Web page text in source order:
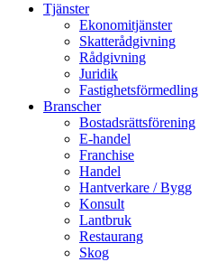
Tjänster
Ekonomitjänster
Skatterådgivning
Rådgivning
Juridik
Fastighetsförmedling
Branscher
Bostadsrättsförening
E-handel
Franchise
Handel
Hantverkare / Bygg
Konsult
Lantbruk
Restaurang
Skog